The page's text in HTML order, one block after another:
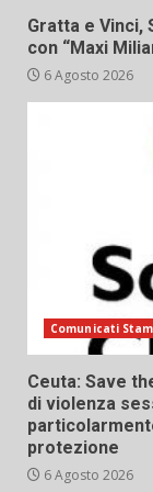
Gratta e Vinci,
con “Maxi
6 Agosto 2026
Comunicati
Ceuta: Save
di violenza
protezione
6 Agosto 2026